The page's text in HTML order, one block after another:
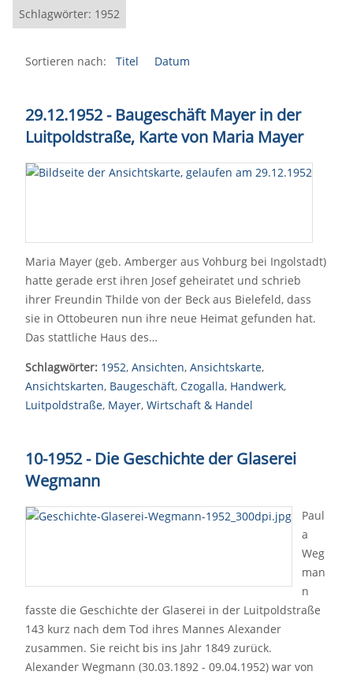
Schlagwörter: 1952
Sortieren nach: Titel Datum
29.12.1952 - Baugeschäft Mayer in der
Luitpoldstraße, Karte von Maria Mayer
Maria Mayer (geb. Amberger aus Vohburg bei Ingolstadt)
hatte gerade erst ihren Josef geheiratet und schrieb
ihrer Freundin Thilde von der Beck aus Bielefeld, dass
sie in Ottobeuren nun ihre neue Heimat gefunden hat.
Das stattliche Haus des…
Schlagwörter: 1952, Ansichten, Ansichtskarte,
Ansichtskarten, Baugeschäft, Czogalla, Handwerk,
Luitpoldstraße, Mayer, Wirtschaft & Handel
10-1952 - Die Geschichte der Glaserei
Wegmann
Paul
a
Weg
man
n
fasste die Geschichte der Glaserei in der Luitpoldstraße
143 kurz nach dem Tod ihres Mannes Alexander
zusammen. Sie reicht bis ins Jahr 1849 zurück.
Alexander Wegmann (30.03.1892 - 09.04.1952) war von